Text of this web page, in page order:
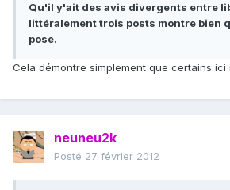
Qu'il y'ait des avis divergents entre
littéralement trois posts montre bien
pose.
Cela démontre simplement que certains
neuneu2k
Posté 27 février 2012